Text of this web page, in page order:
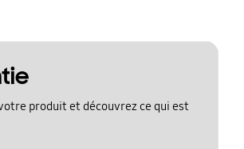
produit et découvrez ce qui est